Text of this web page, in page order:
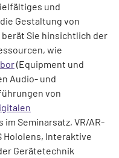
und
Gestaltung von
Sie hinsichtlich der
wie
(Equipment und
Audio- und
von
Seminarsatz, VR/AR-
Hololens, Interaktive
Gerätetechnik